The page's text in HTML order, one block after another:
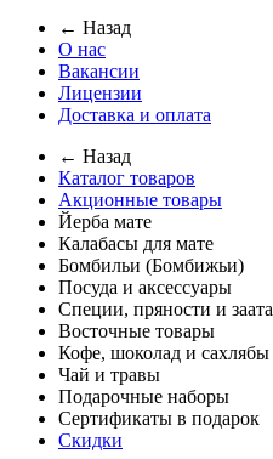
← Назад
О нас
Вакансии
Лицензии
Доставка и оплата
← Назад
Каталог товаров
Акционные товары
Йерба мате
Калабасы для мате
Бомбильи (Бомбижьи)
Посуда и аксессуары
Специи, пряности и
Восточные товары
Кофе, шоколад и сахлябы
Чай и травы
Подарочные наборы
Сертификаты в подарок
Скидки